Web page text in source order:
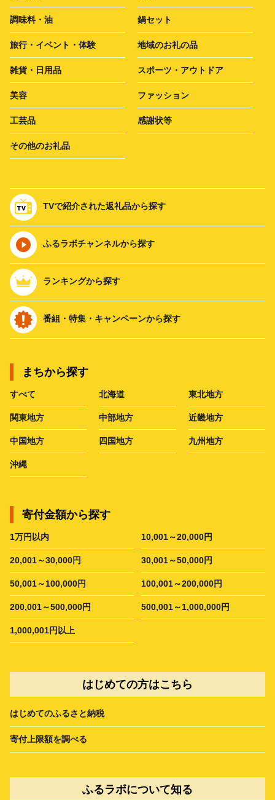
調味料・油 鍋セット
旅行・イベント・体験 地域のお礼の品
雑貨・日用品 スポーツ・アウトドア
美容 ファッション
工芸品 感謝状等
その他のお礼品
TVで紹介された返礼品から探す
ふるラボチャンネルから探す
ランキングから探す
番組・特集・キャンペーンから探す
まちから探す
すべて 北海道 東北地方
関東地方 中部地方 近畿地方
中国地方 四国地方 九州地方
沖縄
寄付金額から探す
1万円以内 10,001～20,000円
20,001～30,000円 30,001～50,000円
50,001～100,000円 100,001～200,000円
200,001～500,000円 500,001～1,000,000円
1,000,001円以上
はじめての方はこちら
はじめてのふるさと納税
寄付上限額を調べる
ふるラボについて知る